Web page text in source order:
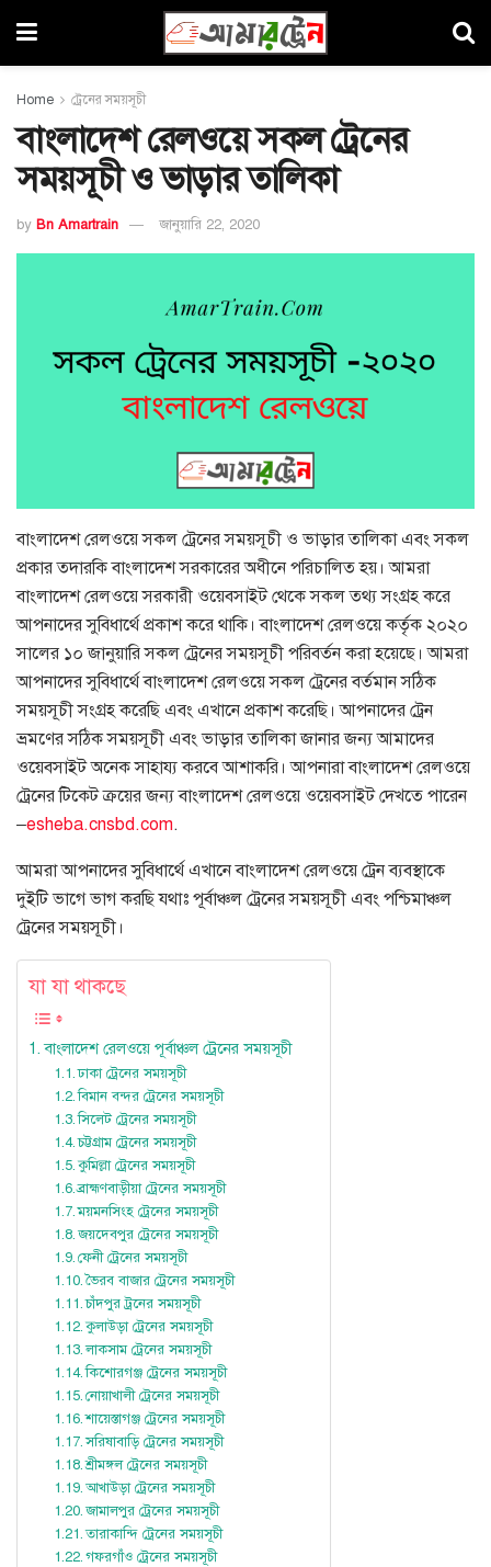
Home ট্রেনের সময়সূচী
বাংলাদেশ রেলওয়ে সকল ট্রেনের
সময়সূচী ও ভাড়ার তালিকা
by Bn Amartrain জানুয়ারি 22, 2020
বাংলাদেশ রেলওয়ে সকল ট্রেনের সময়সূচী ও ভাড়ার তালিকা এবং সকল
প্রকার তদারকি বাংলাদেশ সরকারের অধীনে পরিচালিত হয়। আমরা
বাংলাদেশ রেলওয়ে সরকারী ওয়েবসাইট থেকে সকল তথ্য সংগ্রহ করে
আপনাদের সুবিধার্থে প্রকাশ করে থাকি। বাংলাদেশ রেলওয়ে কর্তৃক ২০২০
সালের ১০ জানুয়ারি সকল ট্রেনের সময়সূচী পরিবর্তন করা হয়েছে। আমরা
আপনাদের সুবিধার্থে বাংলাদেশ রেলওয়ে সকল ট্রেনের বর্তমান সঠিক
সময়সূচী সংগ্রহ করেছি এবং এখানে প্রকাশ করেছি। আপনাদের ট্রেন
ভ্রমণের সঠিক সময়সূচী এবং ভাড়ার তালিকা জানার জন্য আমাদের
ওয়েবসাইট অনেক সাহায্য করবে আশাকরি। আপনারা বাংলাদেশ রেলওয়ে
ট্রেনের টিকেট ক্রয়ের জন্য বাংলাদেশ রেলওয়ে ওয়েবসাইট দেখতে পারেন
–esheba.cnsbd.com.
আমরা আপনাদের সুবিধার্থে এখানে বাংলাদেশ রেলওয়ে ট্রেন ব্যবস্থাকে
দুইটি ভাগে ভাগ করছি যথাঃ পূর্বাঞ্চল ট্রেনের সময়সূচী এবং পশ্চিমাঞ্চল
ট্রেনের সময়সূচী।
যা যা থাকছে
বাংলাদেশ রেলওয়ে পূর্বাঞ্চল ট্রেনের সময়সূচী
ঢাকা ট্রেনের সময়সূচী
বিমান বন্দর ট্রেনের সময়সূচী
সিলেট ট্রেনের সময়সূচী
চট্টগ্রাম ট্রেনের সময়সূচী
কুমিল্লা ট্রেনের সময়সূচী
ব্রাহ্মণবাড়ীয়া ট্রেনের সময়সূচী
ময়মনসিংহ ট্রেনের সময়সূচী
জয়দেবপুর ট্রেনের সময়সূচী
ফেনী ট্রেনের সময়সূচী
ভৈরব বাজার ট্রেনের সময়সূচী
চাঁদপুর ট্রনের সময়সূচী
কুলাউড়া ট্রেনের সময়সূচী
লাকসাম ট্রেনের সময়সূচী
কিশোরগঞ্জ ট্রেনের সময়সূচী
নোয়াখালী ট্রেনের সময়সূচী
শায়েস্তাগঞ্জ ট্রেনের সময়সূচী
সরিষাবাড়ি ট্রেনের সময়সূচী
শ্রীমঙ্গল ট্রেনের সময়সূচী
আখাউড়া ট্রেনের সময়সূচী
জামালপুর ট্রেনের সময়সূচী
তারাকান্দি ট্রেনের সময়সূচী
গফরগাঁও ট্রেনের সময়সূচী